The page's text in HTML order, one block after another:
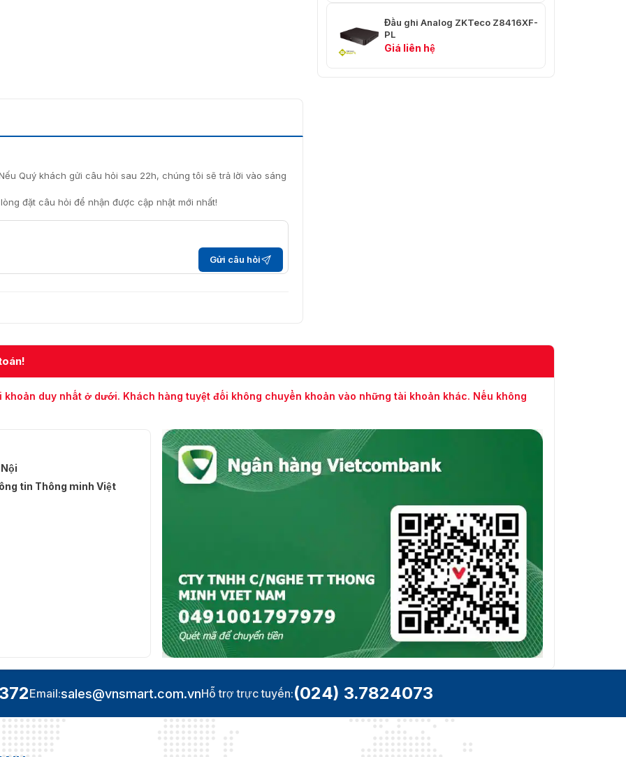
Đầu ghi Analog ZKTeco Z8416XF-
PL
Giá liên hệ
Quý khách gửi câu hỏi sau 22h, chúng tôi sẽ trả lời vào sáng
đặt câu hỏi để nhận được cập nhật mới nhất!
Gửi câu hỏi
duy nhất ở dưới. Khách hàng tuyệt đối không chuyển khoản vào những tài khoản khác. Nếu không
tin Thông minh Việt
Email:sales@vnsmart.com.vnHỗ trợ trực tuyến:(024) 3.7824073